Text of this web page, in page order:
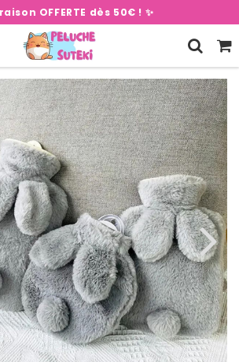
OFFERTE dès 50€ ! ✨